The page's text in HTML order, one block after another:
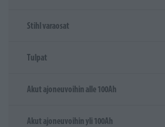
Stihl varaosat
Tulpat
Akut ajoneuvoihin alle 100Ah
Akut ajoneuvoihin yli 100Ah